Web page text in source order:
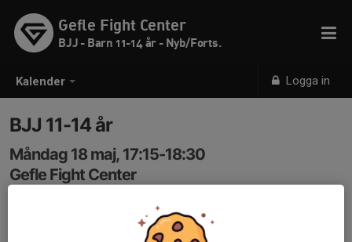
Kalender Logga in
Gefle Fight Center
BJJ - Barn 11-14 år - Nyb/Forts.
BJJ 11-14 år
Måndag 18 maj, 17:15-18:30
Gefle Fight Center